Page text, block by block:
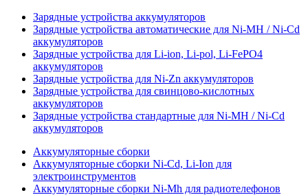
Зарядные устройства аккумуляторов
Зарядные устройства автоматические для Ni-MH / Ni-Cd
аккумуляторов
Зарядные устройства для Li-ion, Li-pol, Li-FePO4
аккумуляторов
Зарядные устройства для Ni-Zn аккумуляторов
Зарядные устройства для свинцово-кислотных
аккумуляторов
Зарядные устройства стандартные для Ni-MH / Ni-Cd
аккумуляторов
Аккумуляторные сборки
Аккумуляторные сборки Ni-Cd, Li-Ion для
электроинструментов
Аккумуляторные сборки Ni-Mh для радиотелефонов